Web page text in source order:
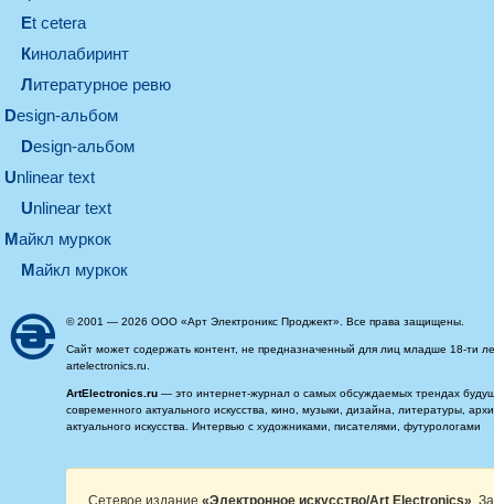
et cetera
кинолабиринт
литературное ревю
design-альбом
design-альбом
unlinear text
Unlinear text
майкл муркок
майкл муркок
© 2001 — 2026 ООО «Арт Электроникс Проджект». Все права защищены.
Сайт может содержать контент, не предназначенный для лиц младше 18-ти
artelectronics.ru.
ArtElectronics.ru — это интернет-журнал о самых обсуждаемых трендах
современного актуального искусства, кино, музыки, дизайна, литературы,
актуального искусства. Интервью с художниками, писателями, футурологами
Сетевое издание «Электронное искусство/Art Electronics» .